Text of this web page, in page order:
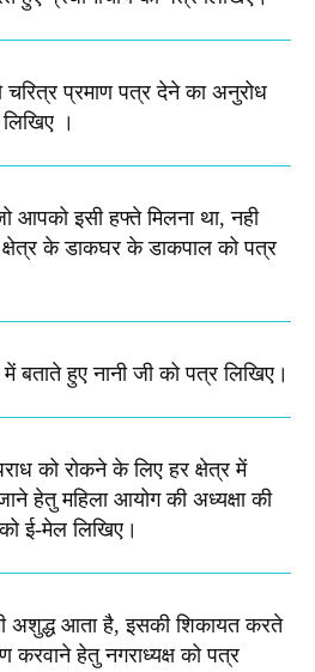
चरित्र प्रमाण पत्र देने का अनुरोध
।
आपको इसी हफ्ते मिलना था, नही
के डाकघर के डाकपाल को पत्र
बताते हुए नानी जी को पत्र लिखिए।
को रोकने के लिए हर क्षेत्र में
हेतु महिला आयोग की अध्यक्षा की
ई-मेल लिखिए।
अशुद्ध आता है, इसकी शिकायत करते
करवाने हेतु नगराध्यक्ष को पत्र